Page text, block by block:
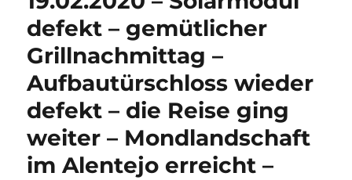
defekt – gemütlicher
Grillnachmittag –
Aufbautürschloss wieder
defekt – die Reise ging
weiter – Mondlandschaft
im Alentejo erreicht –